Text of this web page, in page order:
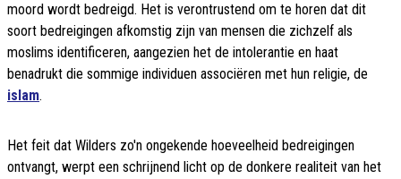
moord wordt bedreigd. Het is verontrustend om te horen dat dit
soort bedreigingen afkomstig zijn van mensen die zichzelf als
moslims identificeren, aangezien het de intolerantie en haat
benadrukt die sommige individuen associëren met hun religie, de
islam.
Het feit dat Wilders zo'n ongekende hoeveelheid bedreigingen
ontvangt, werpt een schrijnend licht op de donkere realiteit van het